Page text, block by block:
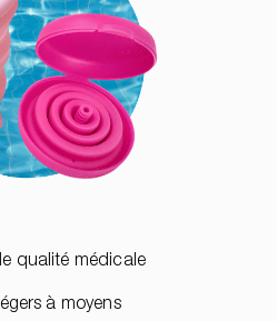
qualité médicale
à moyens